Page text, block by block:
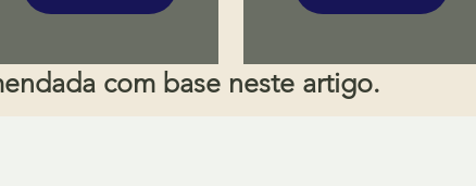
com base neste artigo.